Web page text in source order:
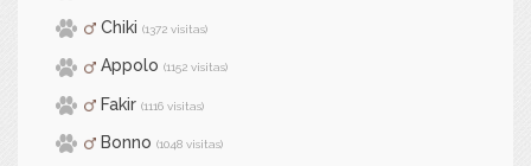
Chiki (1372 visitas)
Appolo (1152 visitas)
Fakir (1116 visitas)
Bonno (1048 visitas)